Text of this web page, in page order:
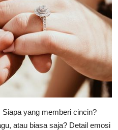
yang memberi cincin?
atau biasa saja? Detail emosi